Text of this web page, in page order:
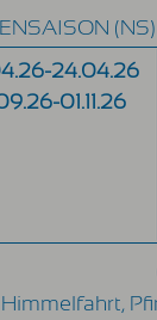
(NS)
24.04.26
01.11.26
Himmelfahrt,